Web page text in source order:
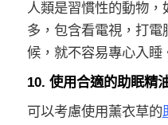
人類是習慣性的動物
多，包含看電視，打
候，就不容易專心入睡
10. 使用合適的助眠精
可以考慮使用薰衣草的